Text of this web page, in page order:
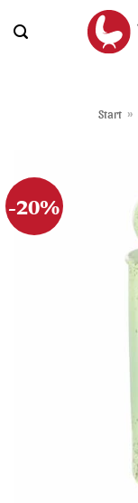
Inhalt
Start »
-20%